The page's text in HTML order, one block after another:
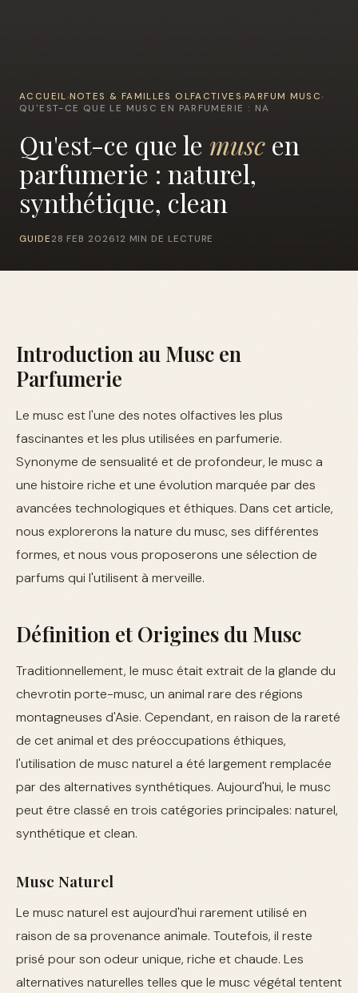
ACCUEIL ›NOTES & FAMILLES OLFACTIVES ›PARFUM MUSC ›
QU'EST-CE QUE LE MUSC EN PARFUMERIE : NA
Qu'est-ce que le musc en
parfumerie : naturel,
synthétique, clean
GUIDE 28 FEB 202612 MIN DE LECTURE
Introduction au Musc en
Parfumerie
Le musc est l'une des notes olfactives les plus
fascinantes et les plus utilisées en parfumerie.
Synonyme de sensualité et de profondeur, le musc a
une histoire riche et une évolution marquée par des
avancées technologiques et éthiques. Dans cet article,
nous explorerons la nature du musc, ses différentes
formes, et nous vous proposerons une sélection de
parfums qui l'utilisent à merveille.
Définition et Origines du Musc
Traditionnellement, le musc était extrait de la glande du
chevrotin porte-musc, un animal rare des régions
montagneuses d'Asie. Cependant, en raison de la rareté
de cet animal et des préoccupations éthiques,
l'utilisation de musc naturel a été largement remplacée
par des alternatives synthétiques. Aujourd'hui, le musc
peut être classé en trois catégories principales: naturel,
synthétique et clean.
Musc Naturel
Le musc naturel est aujourd'hui rarement utilisé en
raison de sa provenance animale. Toutefois, il reste
prisé pour son odeur unique, riche et chaude. Les
alternatives naturelles telles que le musc végétal tentent